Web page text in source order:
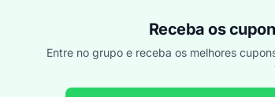
Receba os
Entre no grupo e receba os melhores